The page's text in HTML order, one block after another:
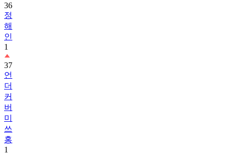
36
정
해
인
1
37
언
더
커
버
미
쓰
홍
1